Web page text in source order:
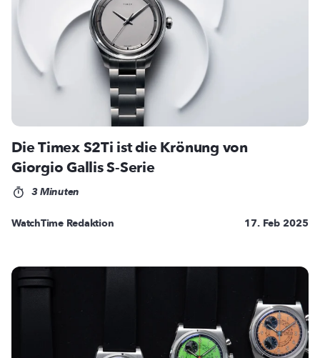
Die Timex S2Ti ist die Krönung von
Giorgio Gallis S-Serie
3 Minuten
WatchTime Redaktion 17. Feb 2025